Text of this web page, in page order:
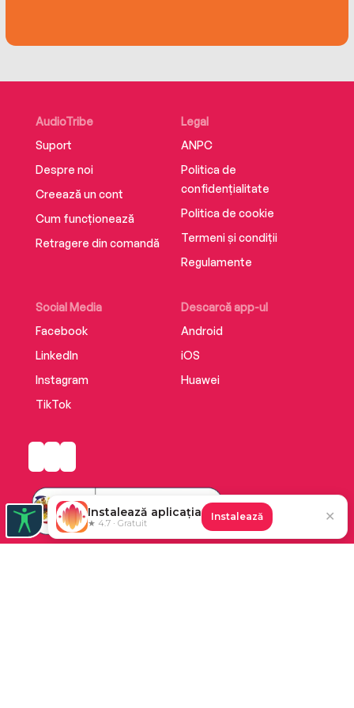
AudioTribe
Suport
Despre noi
Creează un cont
Cum funcționează
Retragere din comandă
Social Media
Facebook
LinkedIn
Instagram
TikTok
Descarcă app-ul
Android
iOS
Huawei
Legal
ANPC
Politica de
confidențialitate
Politica de cookie
Termeni și condiții
Regulamente
Instalează aplicația
★ 4.7 · Gratuit
Instalează ✕